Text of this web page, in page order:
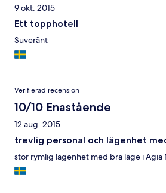
9 okt. 2015
Ett topphotell
Suveränt
Verifierad recension
10/10 Enastående
12 aug. 2015
trevlig personal och lägenhet
stor rymlig lägenhet med bra läge i